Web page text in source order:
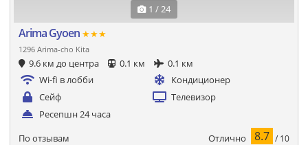
1 / 24
Arima Gyoen ★★★
1296 Arima-cho Kita
9.6 км до центра 0.1 км
0.1 км
Wi-fi в лобби
Кондиционер
Сейф
Телевизор
Ресепшн 24 часа
По отзывам Отлично 8.7 / 10